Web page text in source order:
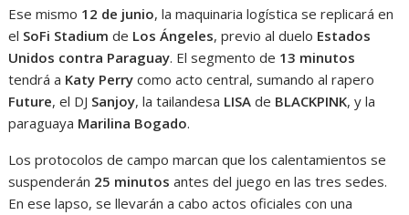
Ese mismo 12 de junio, la maquinaria logística se replicará en
el SoFi Stadium de Los Ángeles, previo al duelo Estados
Unidos contra Paraguay. El segmento de 13 minutos
tendrá a Katy Perry como acto central, sumando al rapero
Future, el DJ Sanjoy, la tailandesa LISA de BLACKPINK, y la
paraguaya Marilina Bogado.
Los protocolos de campo marcan que los calentamientos se
suspenderán 25 minutos antes del juego en las tres sedes.
En ese lapso, se llevarán a cabo actos oficiales con una